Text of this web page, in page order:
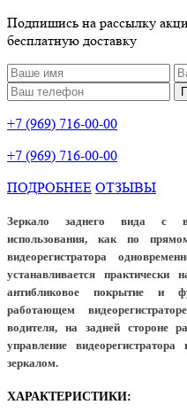
Подпишись на рассылку
бесплатную доставку
+7 (969) 716-00-00
+7 (969) 716-00-00
ПОДРОБНЕЕ ОТЗЫВЫ
Зеркало заднего вида с
использования, как по
видеорегистратора
устанавливается
антибликовое покрытие и
работающем
водителя, на задней стороне
управление
зеркалом.
ХАРАКТЕРИСТИКИ: